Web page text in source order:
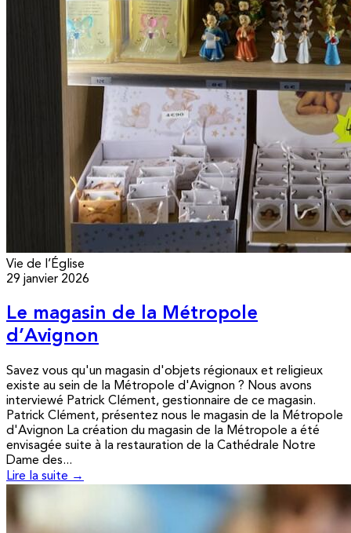
Vie de l’Église
29 janvier 2026
Le magasin de la Métropole
d’Avignon
Savez vous qu'un magasin d'objets régionaux et religieux
existe au sein de la Métropole d'Avignon ? Nous avons
interviewé Patrick Clément, gestionnaire de ce magasin.
Patrick Clément, présentez nous le magasin de la Métropole
d'Avignon La création du magasin de la Métropole a été
envisagée suite à la restauration de la Cathédrale Notre
Dame des...
Lire la suite →